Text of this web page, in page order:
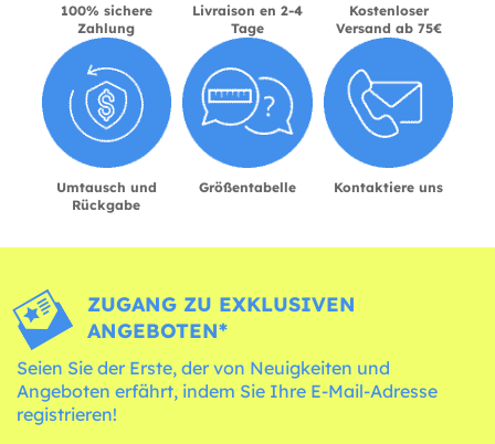
100% sichere
Zahlung
Livraison en 2-4
Tage
Kostenloser
Versand ab 75€
Umtausch und
Rückgabe
Größentabelle Kontaktiere uns
ZUGANG ZU EXKLUSIVEN
ANGEBOTEN*
Seien Sie der Erste, der von Neuigkeiten und
Angeboten erfährt, indem Sie Ihre E-Mail-Adresse
registrieren!